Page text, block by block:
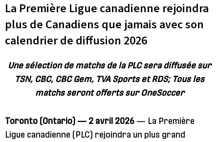
La Première Ligue canadienne rejoindra
plus de Canadiens que jamais avec son
calendrier de diffusion 2026
Une sélection de matchs de la PLC sera diffusée sur
TSN, CBC, CBC Gem, TVA Sports et RDS; Tous les
matchs seront offerts sur OneSoccer
Toronto (Ontario) — 2 avril 2026 — La Première
Ligue canadienne (PLC) rejoindra un plus grand